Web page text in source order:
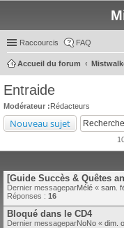
Raccourcis FAQ
Accueil du forum
Entraide
Modérateur :Rédacteurs
Nouveau sujet
[Guide Succès & Quêtes
Dernier messageparMélé « sam.
Réponses : 16
Bloqué dans le CD4
Dernier messageparNoNo « dim.